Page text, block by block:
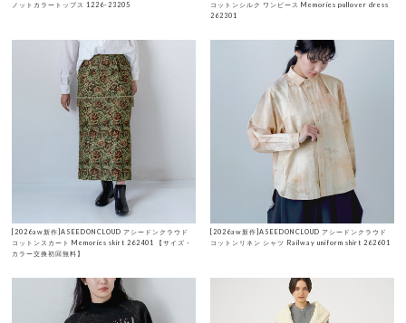
ノットカラートップス 1226-23205
コットンシルク ワンピース Memories pullover dress
262301
[2026aw新作]ASEEDONCLOUD アシードンクラウド
コットンスカート Memories skirt 262401 【サイズ・
カラー交換初回無料】
[2026aw新作]ASEEDONCLOUD アシードンクラウド
コットンリネン シャツ Railway uniform shirt 262601